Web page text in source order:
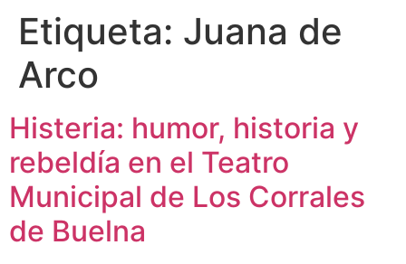
Etiqueta: Juana de
Arco
Histeria: humor, historia y
rebeldía en el Teatro
Municipal de Los Corrales
de Buelna